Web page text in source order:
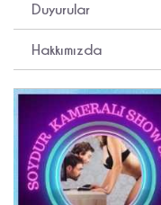
Duyurular
Hakkımızda